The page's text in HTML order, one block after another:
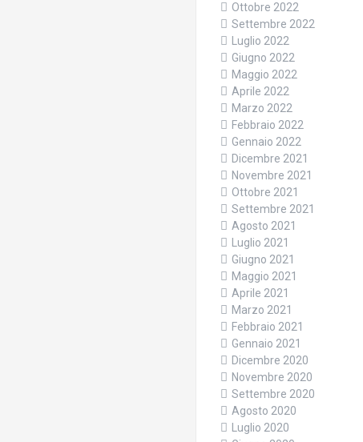
Ottobre 2022
Settembre 2022
Luglio 2022
Giugno 2022
Maggio 2022
Aprile 2022
Marzo 2022
Febbraio 2022
Gennaio 2022
Dicembre 2021
Novembre 2021
Ottobre 2021
Settembre 2021
Agosto 2021
Luglio 2021
Giugno 2021
Maggio 2021
Aprile 2021
Marzo 2021
Febbraio 2021
Gennaio 2021
Dicembre 2020
Novembre 2020
Settembre 2020
Agosto 2020
Luglio 2020